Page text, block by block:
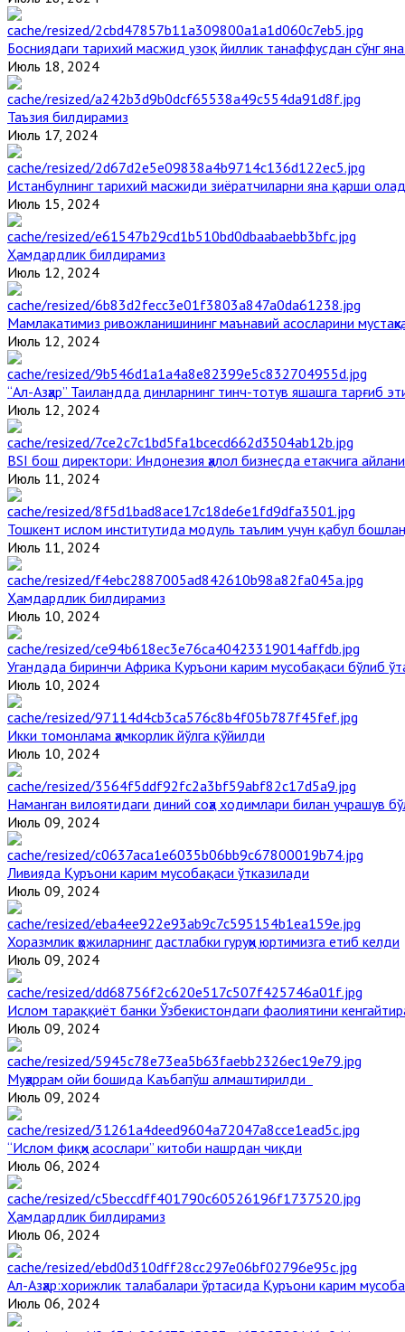
Босниядаги тарихий масжид узоқ йиллик танаффусдан сўнг
Июль 18, 2024
Таъзия билдирамиз
Июль 17, 2024
Истанбулнинг тарихий масжиди зиёратчиларни яна қарши
Июль 15, 2024
Ҳамдардлик билдирамиз
Июль 12, 2024
Мамлакатимиз ривожланишининг маънавий асосларини
Июль 12, 2024
“Ал-Азҳар” Таиландда динларнинг тинч-тотув яшашга тарғиб
Июль 12, 2024
BSI бош директори: Индонезия ҳалол бизнесда етакчига
Июль 11, 2024
Тошкент ислом институтида модуль таълим учун қабул
Июль 11, 2024
Ҳамдардлик билдирамиз
Июль 10, 2024
Угандада биринчи Aфрика Қуръони карим мусобақаси бўлиб
Июль 10, 2024
Икки томонлама ҳамкорлик йўлга қўйилди
Июль 10, 2024
Наманган вилоятидаги диний соҳа ходимлари билан учрашув
Июль 09, 2024
Ливияда Қуръони карим мусобақаси ўтказилади
Июль 09, 2024
Хоразмлик ҳожиларнинг дастлабки гуруҳи юртимизга етиб келди
Июль 09, 2024
Ислом тараққиёт банки Ўзбекистондаги фаолиятини
Июль 09, 2024
Муҳаррам ойи бошида Каъбапўш алмаштирилди
Июль 09, 2024
“Ислом фиқҳи асослари” китоби нашрдан чиқди
Июль 06, 2024
Ҳамдардлик билдирамиз
Июль 06, 2024
Aл-Aзҳар:хорижлик талабалари ўртасида Қуръони карим
Июль 06, 2024